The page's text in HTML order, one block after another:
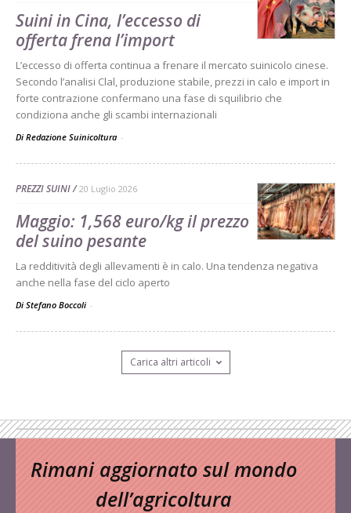
Suini in Cina, l’eccesso di
offerta frena l’import
L’eccesso di offerta continua a frenare il mercato suinicolo cinese.
Secondo l’analisi Clal, produzione stabile, prezzi in calo e import in
forte contrazione confermano una fase di squilibrio che
condiziona anche gli scambi internazionali
Di Redazione Suinicoltura -
PREZZI SUINI 20 Luglio 2026
Maggio: 1,568 euro/kg il prezzo
del suino pesante
La redditività degli allevamenti è in calo. Una tendenza negativa
anche nella fase del ciclo aperto
Di Stefano Boccoli -
Carica altri articoli
Rimani aggiornato sul mondo
dell’agricoltura